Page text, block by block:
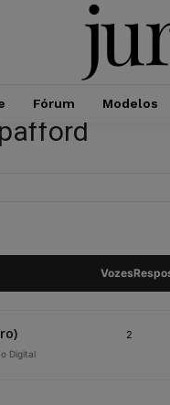
Fórum Modelos
Vozes
Digital
2